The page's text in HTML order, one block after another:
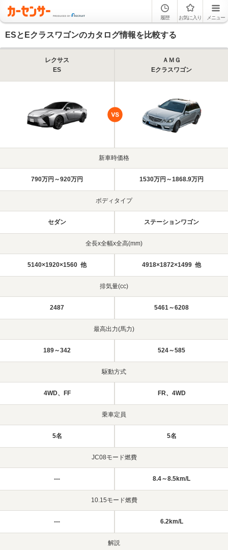
履歴 お気に入り メニュー
ESとEクラスワゴンのカタログ情報を比較する
レクサス
ES
ＡＭＧ
Eクラスワゴン
新車時価格
790万円～920万円 1530万円～1868.9万円
ボディタイプ
セダン ステーションワゴン
全長x全幅x全高(mm)
5140×1920×1560 他 4918×1872×1499 他
排気量(cc)
2487 5461～6208
最高出力(馬力)
189～342 524～585
駆動方式
4WD、FF FR、4WD
乗車定員
5名 5名
JC08モード燃費
--- 8.4～8.5km/L
10.15モード燃費
--- 6.2km/L
解説